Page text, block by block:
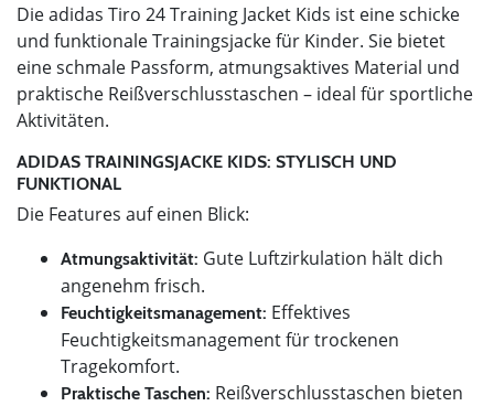
Die adidas Tiro 24 Training Jacket Kids ist eine schicke
und funktionale Trainingsjacke für Kinder. Sie bietet
eine schmale Passform, atmungsaktives Material und
praktische Reißverschlusstaschen – ideal für sportliche
Aktivitäten.
ADIDAS TRAININGSJACKE KIDS: STYLISCH UND
FUNKTIONAL
Die Features auf einen Blick:
Atmungsaktivität: Gute Luftzirkulation hält dich
angenehm frisch.
Feuchtigkeitsmanagement: Effektives
Feuchtigkeitsmanagement für trockenen
Tragekomfort.
Praktische Taschen: Reißverschlusstaschen bieten